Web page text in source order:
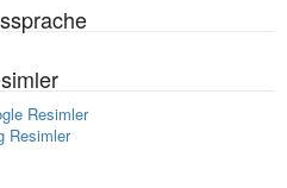
Resimler
Resimler